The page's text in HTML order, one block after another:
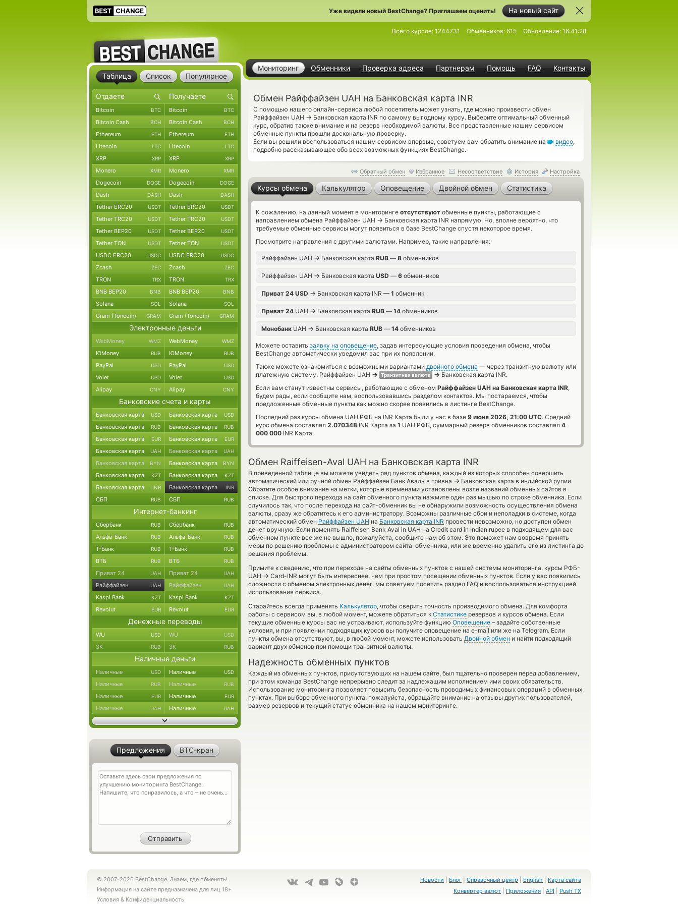
На новый сайт
Уже видели новый BestChange? Приглашаем оценить!
Мониторинг Обменники Проверка адреса Партнерам Помощь FAQ Контакты
Всего курсов: 1244731 Обменников: 615 Обновление: 16:41:28
Обмен Райффайзен UAH на Банковская карта INR
С помощью нашего онлайн-сервиса любой посетитель может узнать, где можно произвести обмен
Райффайзен UAH → Банковская карта INR по самому выгодному курсу. Выберите оптимальный обменный
курс, обратив также внимание и на резерв необходимой валюты. Все представленные нашим сервисом
обменные пункты прошли доскональную проверку.
Если вы решили воспользоваться нашим сервисом впервые, советуем вам обратить внимание на
видео,
подробно рассказывающее обо всех возможных функциях BestChange.
Обратный обмен Избранное Несоответствие История Настройка
Курсы обмена Калькулятор Оповещение Двойной обмен Статистика
К сожалению, на данный момент в мониторинге отсутствуют обменные пункты, работающие с
направлением обмена Райффайзен UAH → Банковская карта INR напрямую. Но, вполне вероятно, что
требуемые обменные сервисы могут появиться в базе BestChange спустя некоторое время.
Посмотрите направления с другими валютами. Например, такие направления:
Райффайзен UAH → Банковская карта RUB — 8 обменников
Райффайзен UAH → Банковская карта USD — 6 обменников
Приват 24 USD → Банковская карта INR — 1 обменник
Приват 24 UAH → Банковская карта RUB — 14 обменников
Монобанк UAH → Банковская карта RUB — 14 обменников
Можете оставить заявку на оповещение, задав интересующие условия проведения обмена, чтобы
BestChange автоматически уведомил вас при их появлении.
Также можете ознакомиться с возможными вариантами двойного обмена — через транзитную валюту или
платежную систему: Райффайзен UAH → Транзитная валюта → Банковская карта INR.
Если вам станут известны сервисы, работающие с обменом Райффайзен UAH на Банковская карта INR,
будем рады, если сообщите нам, воспользовавшись разделом контактов. Мы постараемся, чтобы
предложенные обменные пункты как можно скорее появились в листинге BestChange.
Последний раз курсы обмена UAH РФБ на INR Карта были у нас в базе 9 июня 2026, 21:00 UTC. Средний
курс обмена составлял 2.070348 INR Карта за 1 UAH РФБ, суммарный резерв обменников составлял 4
000 000 INR Карта.
Обмен Raiffeisen-Aval UAH на Банковская карта INR
В приведенной таблице вы можете увидеть ряд пунктов обмена, каждый из которых способен совершить
автоматический или ручной обмен Райффайзен Банк Аваль в гривна → Банковская карта в индийской рупии.
Обратите особое внимание на метки, которые временами установлены возле названий обменных сайтов в
списке. Для быстрого перехода на сайт обменного пункта нажмите один раз мышью по строке обменника. Если
случилось так, что после перехода на сайт-обменник вы не обнаружили возможность осуществления обмена
валюты, сразу же обратитесь к его администратору. Возможны различные сбои и неполадки в системе, когда
автоматический обмен Райффайзен UAH на Банковская карта INR провести невозможно, но доступен обмен
денег вручную. Если поменять Raiffeisen Bank Aval in UAH на Credit card in Indian rupee в подходящем для вас
обменном пункте все же не вышло, пожалуйста, сообщите нам об этом. Это поможет нам вовремя принять
меры по решению проблемы с администратором сайта-обменника, или же временно удалить его из листинга до
решения проблемы.
Примите к сведению, что при переходе на сайты обменных пунктов с нашей системы мониторинга, курсы РФБ-
UAH → Card-INR могут быть интереснее, чем при простом посещении обменных пунктов. Если у вас появились
сложности с обменом электронных денег, мы советуем посетить раздел FAQ и воспользоваться инструкцией
использования сервиса.
Старайтесь всегда применять Калькулятор, чтобы сверить точность производимого обмена. Для комфорта
работы с сервисом вы, в любой момент, можете обратиться к Статистике резервов и курсов обмена. Если
текущие обменные курсы вас не устраивают, используйте функцию Оповещение – задайте собственные
условия, и при появлении подходящих курсов вы получите оповещение на e-mail или же на Telegram. Если
пункты обмена отсутствуют, вы, в любой момент, можете использовать Двойной обмен и найти подходящий
вариант двух обменов при помощи транзитной валюты.
Надежность обменных пунктов
Каждый из обменных пунктов, присутствующих на нашем сайте, был тщательно проверен перед добавлением,
при этом команда BestChange непрерывно следит за надлежащим исполнением ими своих обязательств.
Использование мониторинга позволяет повысить безопасность проводимых финансовых операций в обменных
пунктах. При выборе обменного пункта, пожалуйста, обращайте внимание на отзывы других пользователей,
размер резервов и текущий статус обменника на нашем мониторинге.
Таблица Список Популярное
Bitcoin BTC Bitcoin BTC
Bitcoin Cash BCH Bitcoin Cash BCH
Ethereum ETH Ethereum ETH
Litecoin LTC Litecoin LTC
XRP XRP XRP XRP
Monero XMR Monero XMR
Dogecoin DOGE Dogecoin DOGE
Dash DASH Dash DASH
Tether ERC20 USDT Tether ERC20 USDT
Tether TRC20 USDT Tether TRC20 USDT
Tether BEP20 USDT Tether BEP20 USDT
Tether TON USDT Tether TON USDT
USDC ERC20 USDC USDC ERC20 USDC
Zcash ZEC Zcash ZEC
TRON TRX TRON TRX
BNB BEP20 BNB BNB BEP20 BNB
Solana SOL Solana SOL
Gram (Toncoin) GRAM Gram (Toncoin) GRAM
Электронные деньги
WebMoney WMZ WebMoney WMZ
ЮMoney RUB ЮMoney RUB
PayPal USD PayPal USD
Volet USD Volet USD
Alipay CNY Alipay CNY
Банковские счета и карты
Банковская карта USD Банковская карта USD
Банковская карта RUB Банковская карта RUB
Банковская карта EUR Банковская карта EUR
Банковская карта UAH Банковская карта UAH
Банковская карта BYN Банковская карта BYN
Банковская карта KZT Банковская карта KZT
Банковская карта INR Банковская карта INR
СБП RUB СБП RUB
Интернет-банкинг
Сбербанк RUB Сбербанк RUB
Альфа-Банк RUB Альфа-Банк RUB
Т-Банк RUB Т-Банк RUB
ВТБ RUB ВТБ RUB
Приват 24 UAH Приват 24 UAH
Райффайзен UAH Райффайзен UAH
Kaspi Bank KZT Kaspi Bank KZT
Revolut EUR Revolut EUR
Денежные переводы
WU USD WU USD
ЗК RUB ЗК RUB
Наличные деньги
Наличные USD Наличные USD
Наличные RUB Наличные RUB
Наличные EUR Наличные EUR
Наличные UAH Наличные UAH
Предложения BTC-кран
© 2007-2026 BestChange. Знаем, где обменять!
Информация на сайте предназначена для лиц 18+
Условия & Конфиденциальность
Новости Блог Справочный центр English
Карта сайта
Конвертер валют
Приложения API Push TX